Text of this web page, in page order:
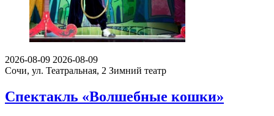
2026-08-09 2026-08-09
Сочи, ул. Театральная, 2 Зимний театр
Спектакль «Волшебные кошки»